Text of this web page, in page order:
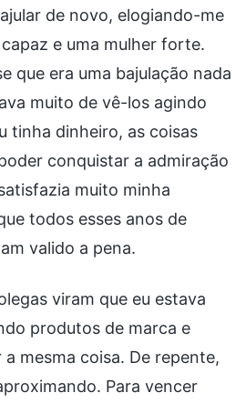
de novo, elogiando-me
e uma mulher forte.
que era uma bajulação nada
muito de vê-los agindo
tinha dinheiro, as coisas
conquistar a admiração
muito minha
todos esses anos de
valido a pena.
viram que eu estava
produtos de marca e
mesma coisa. De repente,
Para vencer